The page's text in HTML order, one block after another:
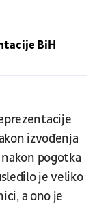
BiH
izvođenja
nakon pogotka
je veliko
a ono je